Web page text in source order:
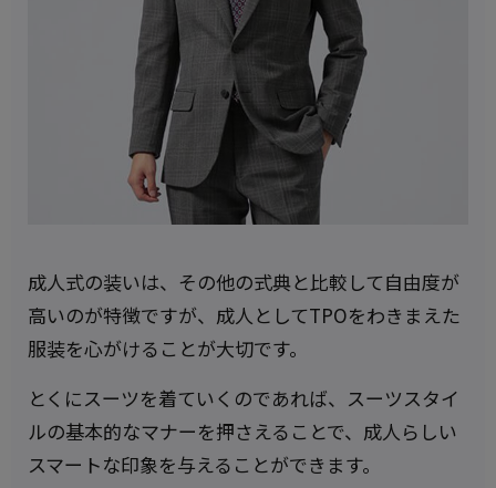
成人式の装いは、その他の式典と比較して自由度が
高いのが特徴ですが、成人としてTPOをわきまえた
服装を心がけることが大切です。
とくにスーツを着ていくのであれば、スーツスタイ
ルの基本的なマナーを押さえることで、成人らしい
スマートな印象を与えることができます。